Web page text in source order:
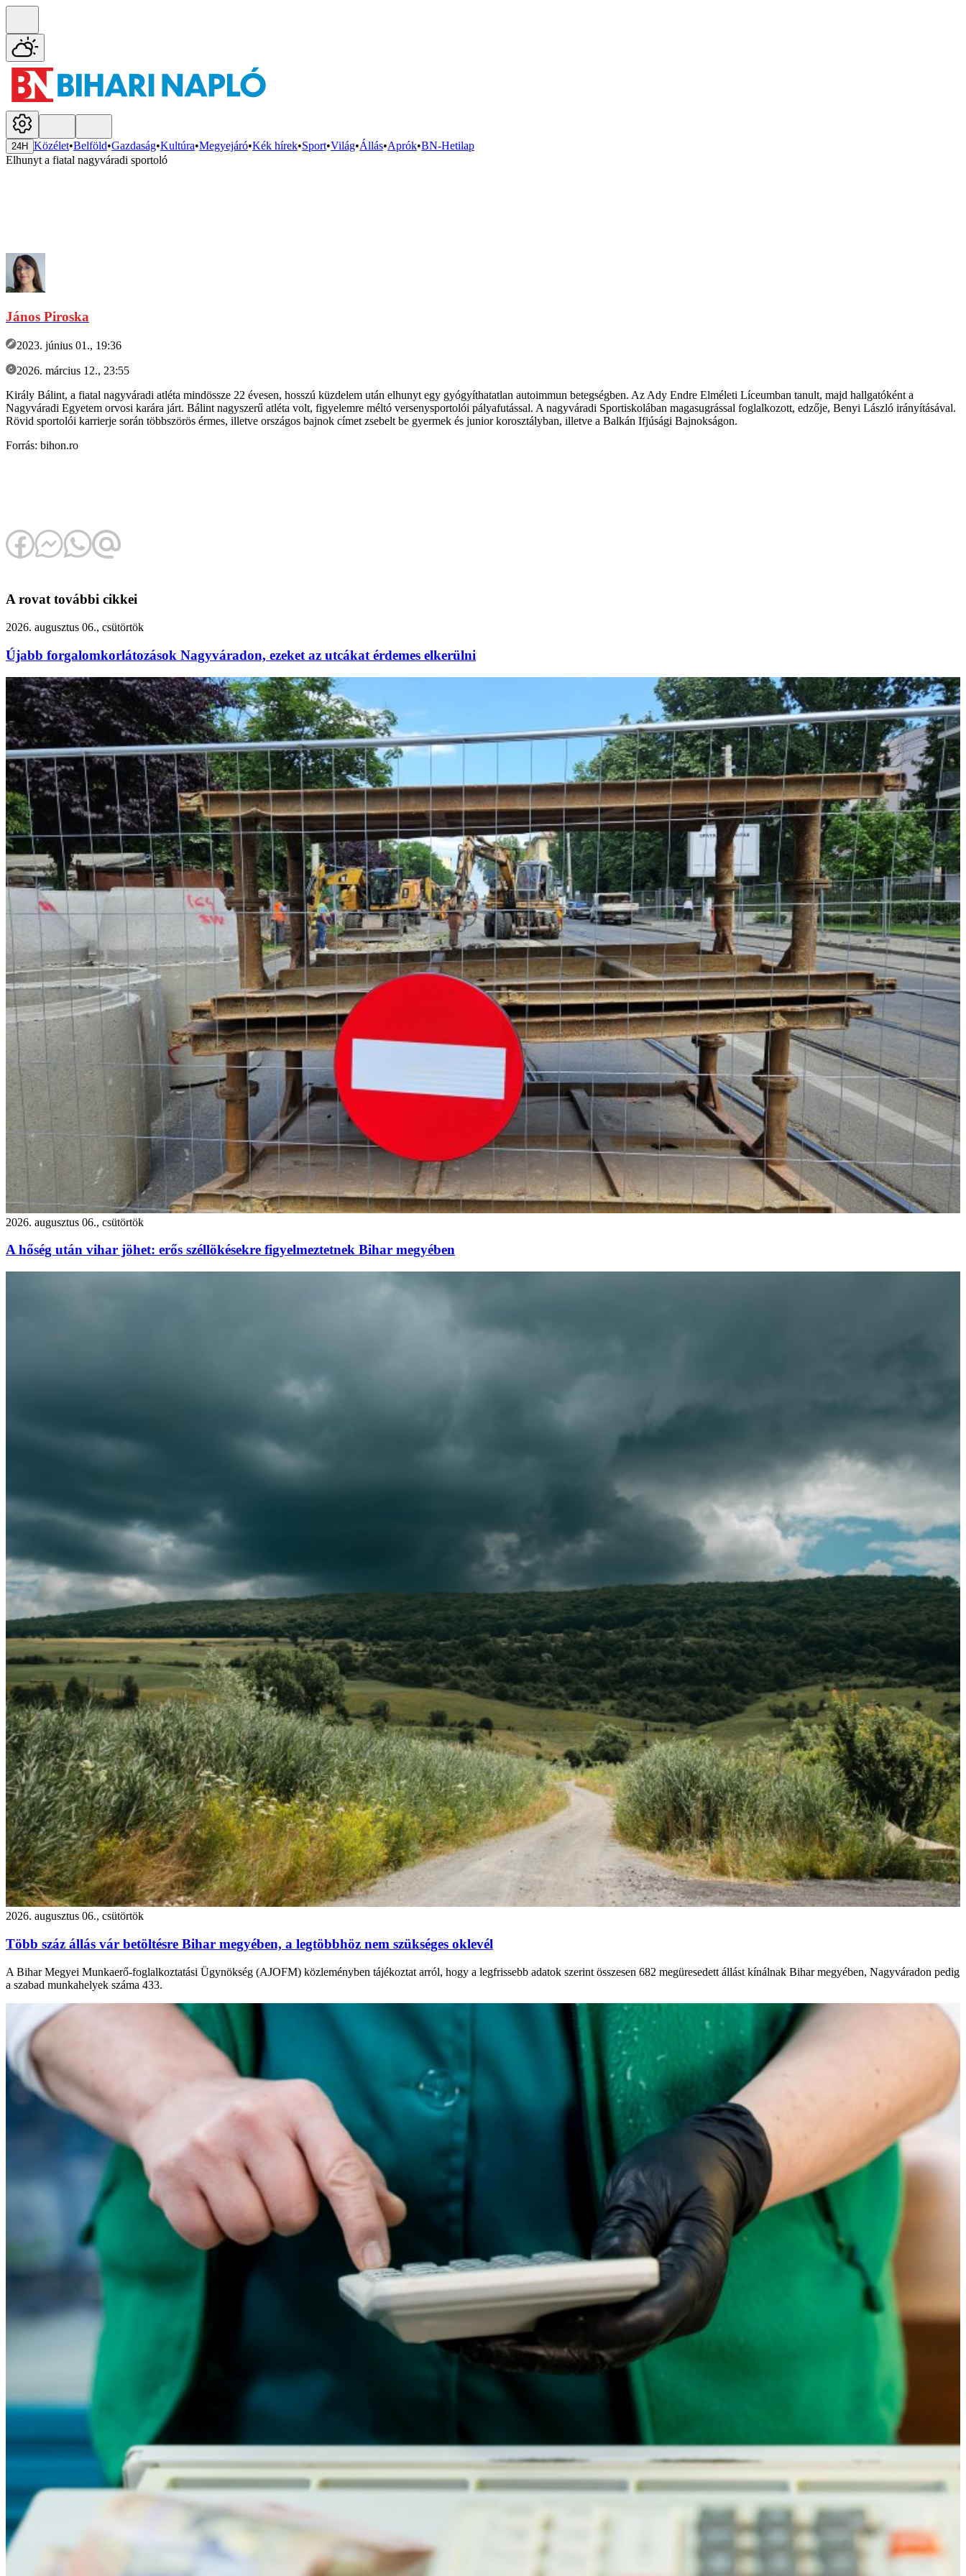
24H Közélet•Belföld•Gazdaság•Kultúra•Megyejáró•Kék hírek•Sport•Világ•Állás•Aprók•BN-Hetilap
Elhunyt a fiatal nagyváradi sportoló
János Piroska
2023. június 01., 19:36
2026. március 12., 23:55
Király Bálint, a fiatal nagyváradi atléta mindössze 22 évesen, hosszú küzdelem után elhunyt egy gyógyíthatatlan autoimmun betegségben. Az Ady Endre Elméleti Líceumban tanult, majd hallgatóként a
Nagyváradi Egyetem orvosi karára járt. Bálint nagyszerű atléta volt, figyelemre méltó versenysportolói pályafutással. A nagyváradi Sportiskolában magasugrással foglalkozott, edzője, Benyi László irányításával.
Rövid sportolói karrierje során többszörös érmes, illetve országos bajnok címet zsebelt be gyermek és junior korosztályban, illetve a Balkán Ifjúsági Bajnokságon.
Forrás: bihon.ro
A rovat további cikkei
2026. augusztus 06., csütörtök
Újabb forgalomkorlátozások Nagyváradon, ezeket az utcákat érdemes elkerülni
2026. augusztus 06., csütörtök
A hőség után vihar jöhet: erős széllökésekre figyelmeztetnek Bihar megyében
2026. augusztus 06., csütörtök
Több száz állás vár betöltésre Bihar megyében, a legtöbbhöz nem szükséges oklevél
A Bihar Megyei Munkaerő-foglalkoztatási Ügynökség (AJOFM) közleményben tájékoztat arról, hogy a legfrissebb adatok szerint összesen 682 megüresedett állást kínálnak Bihar megyében, Nagyváradon pedig
a szabad munkahelyek száma 433.